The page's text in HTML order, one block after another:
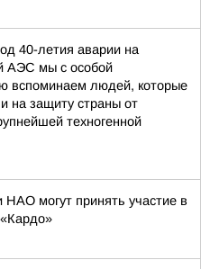
40-летия аварии на
АЭС мы с особой
вспоминаем людей, которые
на защиту страны от
техногенной
НАО могут принять участие в